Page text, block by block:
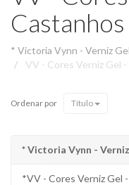
Castanhos
* Victoria Vynn - Verniz
VV - Cores Verniz Gel
Ordenar por Título
* Victoria Vynn -
*VV - Cores Verniz Gel